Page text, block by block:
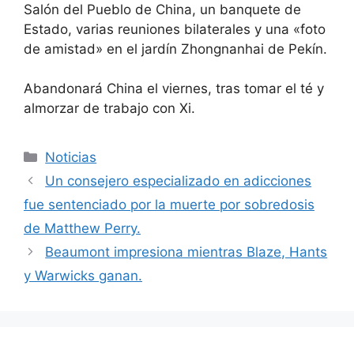
Salón del Pueblo de China, un banquete de
Estado, varias reuniones bilaterales y una «foto
de amistad» en el jardín Zhongnanhai de Pekín.
Abandonará China el viernes, tras tomar el té y
almorzar de trabajo con Xi.
Categorías
Noticias
Un consejero especializado en adicciones
fue sentenciado por la muerte por sobredosis
de Matthew Perry.
Beaumont impresiona mientras Blaze, Hants
y Warwicks ganan.